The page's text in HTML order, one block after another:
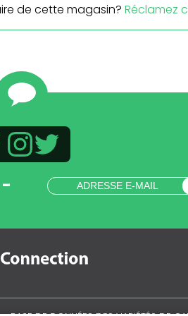
de cette magasin? Réclamez
-